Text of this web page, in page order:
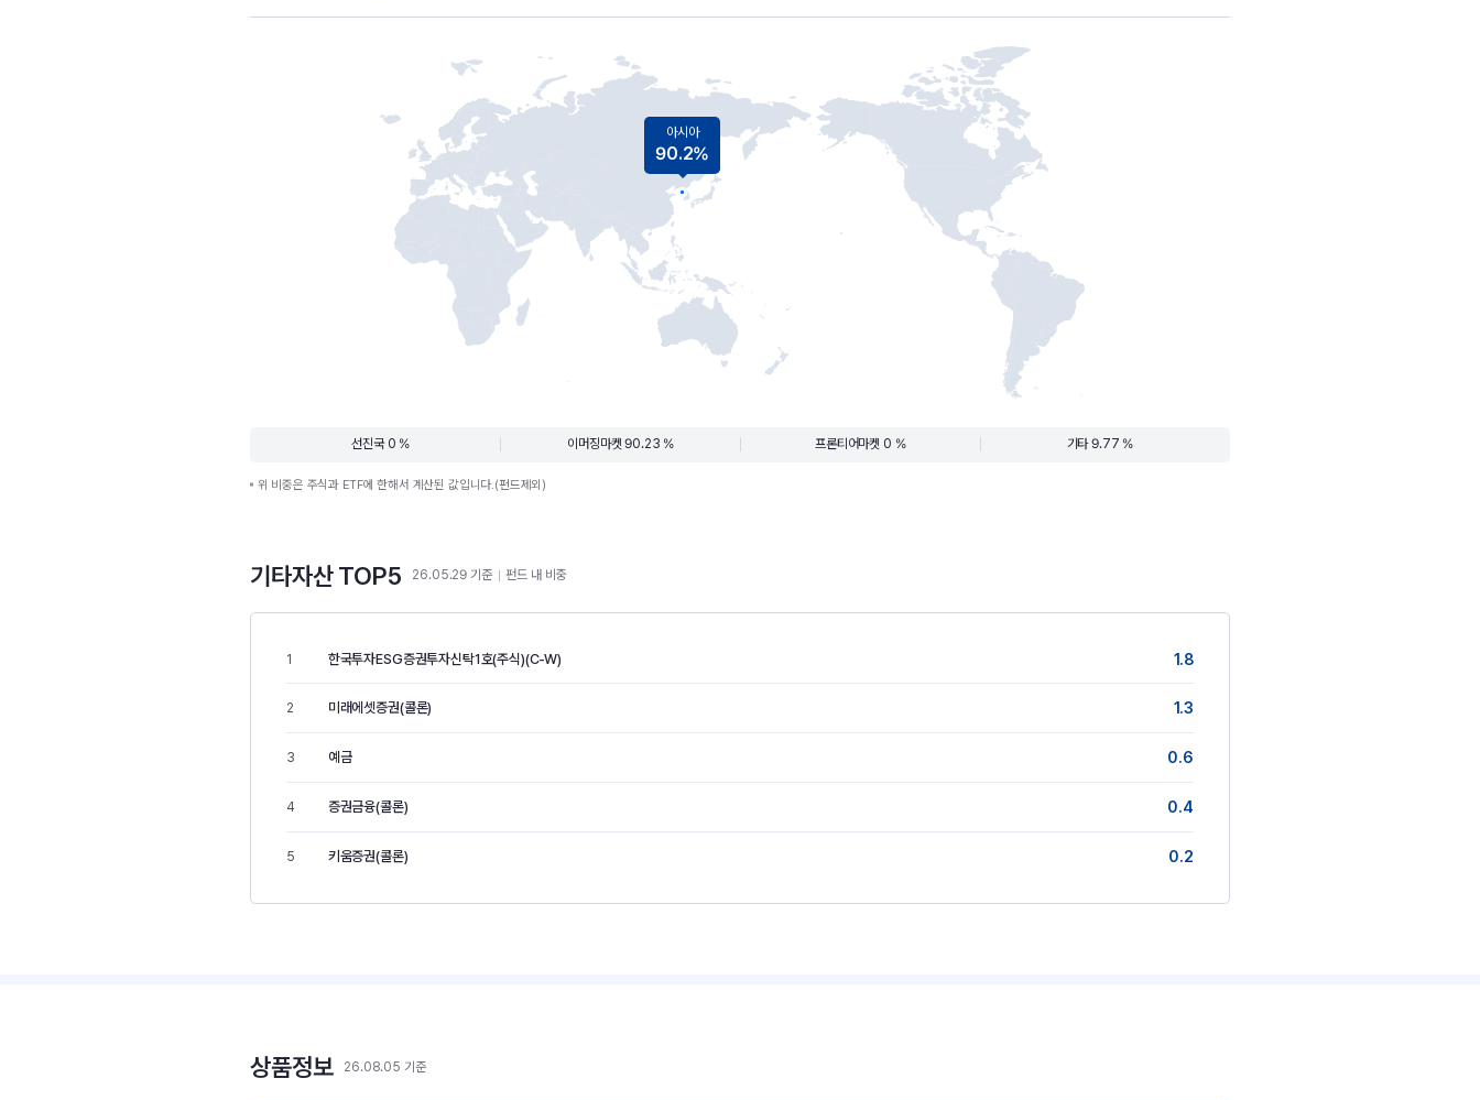
아시아
90.2%
선진국 0 % 이머징마켓 90.23 % 프론티어마켓 0 % 기타 9.77 %
위 비중은 주식과 ETF에 한해서 계산된 값입니다.(펀드제외)
기타자산 TOP5 26.05.29 기준 펀드 내 비중
1 한국투자ESG증권투자신탁1호(주식)(C-W) 1.8
2 미래에셋증권(콜론) 1.3
3 예금 0.6
4 증권금융(콜론) 0.4
5 키움증권(콜론) 0.2
상품정보 26.08.05 기준